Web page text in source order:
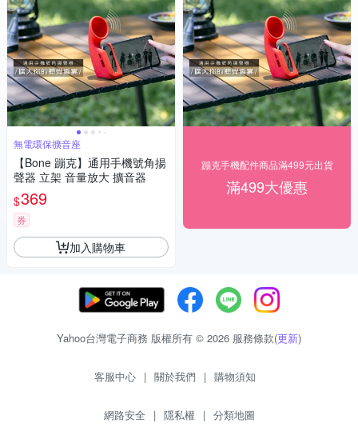
無電環保擴音座
【Bone 蹦克】通用手機號角揚
聲器 立架 音量放大 擴音器
$369
券
加入購物車
蹦克手機配件商品滿499元出貨
滿499大優惠
Yahoo台灣電子商務 版權所有 © 2026 服務條款(更新)
客服中心 | 關於我們 | 購物須知
網路安全 | 隱私權 | 分類地圖